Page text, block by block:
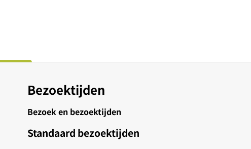
Bezoektijden
Bezoek en bezoektijden
Standaard bezoektijden